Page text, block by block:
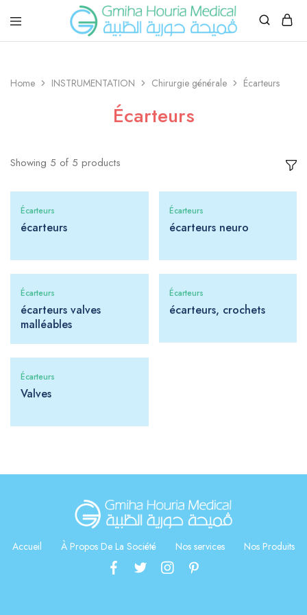
Gmiha
Gmiha
vente
Home INSTRUMENTATION Chirurgie générale Écarteurs
Écarteurs
Showing 5 of 5 products
Écarteurs
écarteurs
Écarteurs
écarteurs neuro
Écarteurs
écarteurs valves
malléables
Écarteurs
écarteurs, crochets
Écarteurs
Valves
Accueil À Propos De La Société Nos services Nos Produits